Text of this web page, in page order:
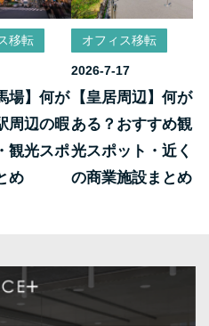
移転
場】何が
周辺の暇
観光スポ
め
オフィス移転
2026-7-17
【皇居周辺】何が
ある？おすすめ観
光スポット・近く
の商業施設まとめ